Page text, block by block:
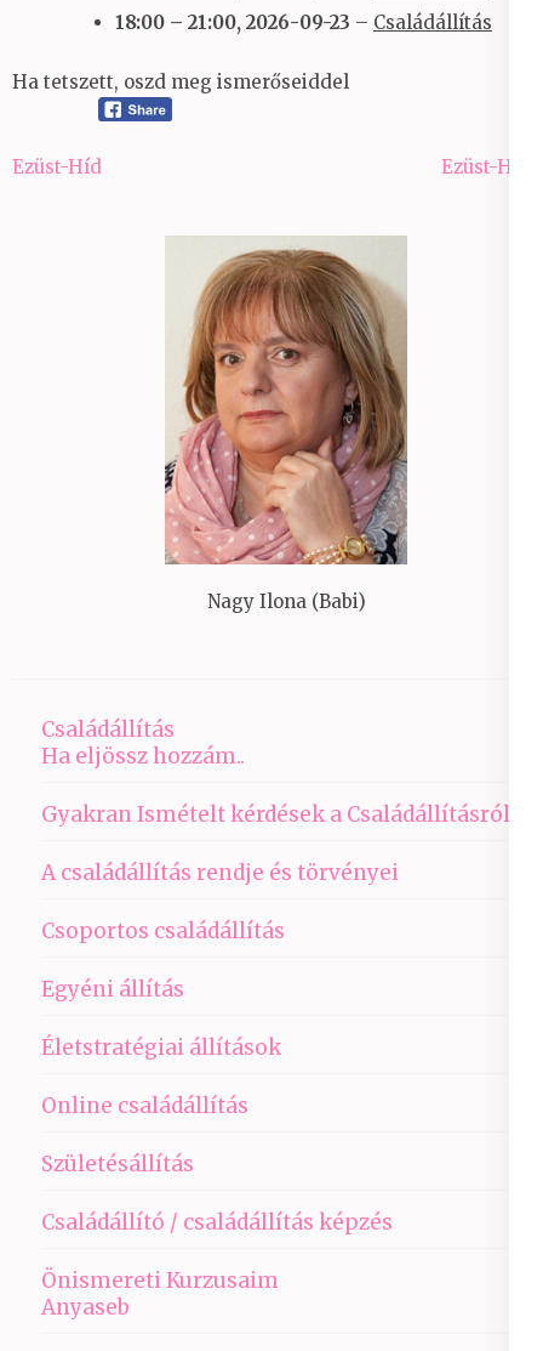
18:00 – 21:00, 2026-09-23 – Családállítás
Ha tetszett, oszd meg ismerőseiddel
Bejegyzés
Ezüst-Híd Ezüst-Híd
Nagy Ilona (Babi)
Családállítás
Ha eljössz hozzám..
Gyakran Ismételt kérdések a Családállításról
A családállítás rendje és törvényei
Csoportos családállítás
Egyéni állítás
Életstratégiai állítások
Online családállítás
Születésállítás
Családállító / családállítás képzés
Önismereti Kurzusaim
Anyaseb